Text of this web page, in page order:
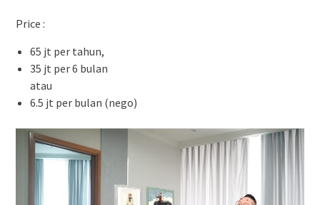
Price :
65 jt per tahun,
35 jt per 6 bulan
atau
6.5 jt per bulan (nego)